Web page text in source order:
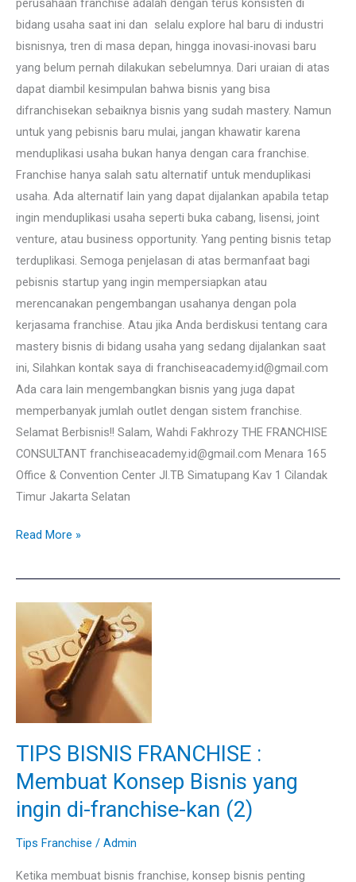
bidang usaha saat ini dan selalu explore hal baru di industri
bisnisnya, tren di masa depan, hingga inovasi-inovasi baru
yang belum pernah dilakukan sebelumnya. Dari uraian di atas
dapat diambil kesimpulan bahwa bisnis yang bisa
difranchisekan sebaiknya bisnis yang sudah mastery. Namun
untuk yang pebisnis baru mulai, jangan khawatir karena
menduplikasi usaha bukan hanya dengan cara franchise.
Franchise hanya salah satu alternatif untuk menduplikasi
usaha. Ada alternatif lain yang dapat dijalankan apabila tetap
ingin menduplikasi usaha seperti buka cabang, lisensi, joint
venture, atau business opportunity. Yang penting bisnis tetap
terduplikasi. Semoga penjelasan di atas bermanfaat bagi
pebisnis startup yang ingin mempersiapkan atau
merencanakan pengembangan usahanya dengan pola
kerjasama franchise. Atau jika Anda berdiskusi tentang cara
mastery bisnis di bidang usaha yang sedang dijalankan saat
ini, Silahkan kontak saya di franchiseacademy.id@gmail.com
Ada cara lain mengembangkan bisnis yang juga dapat
memperbanyak jumlah outlet dengan sistem franchise.
Selamat Berbisnis!! Salam, Wahdi Fakhrozy THE FRANCHISE
CONSULTANT franchiseacademy.id@gmail.com Menara 165
Office & Convention Center Jl.TB Simatupang Kav 1 Cilandak
Timur Jakarta Selatan
Read More »
TIPS BISNIS FRANCHISE :
Membuat Konsep Bisnis yang
ingin di-franchise-kan (2)
Tips Franchise / Admin
Ketika membuat bisnis franchise, konsep bisnis penting
FRANCHISE
Membuat
yang
ingin
di-
kan
(2)